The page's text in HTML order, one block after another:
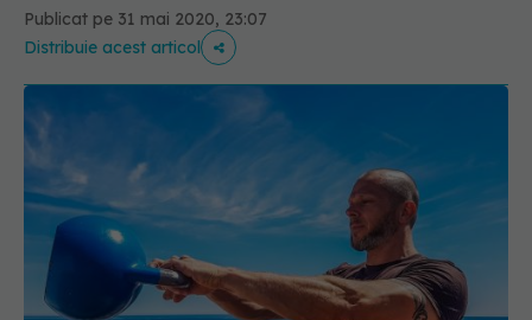
Publicat pe 31 mai 2020, 23:07
Distribuie acest articol